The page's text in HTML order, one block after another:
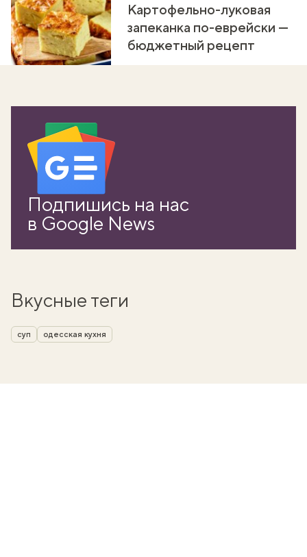
Картофельно-луковая
запеканка по-еврейски —
бюджетный рецепт
Подпишись на нас
в Google News
Вкусные теги
суп одесская кухня